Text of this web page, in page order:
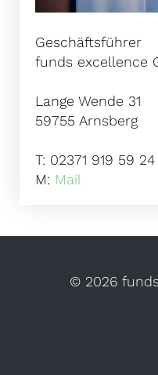
Geschäftsführer
funds excellence
Lange Wende 31
59755 Arnsberg
T: 02371 919 59 24
M: Mail
© 2026